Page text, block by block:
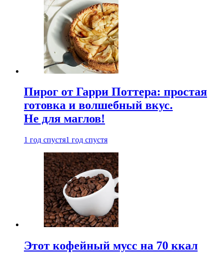
Пирог от Гарри Поттера: простая
готовка и волшебный вкус.
Не для маглов!
1 год спустя1 год спустя
Этот кофейный мусс на 70 ккал